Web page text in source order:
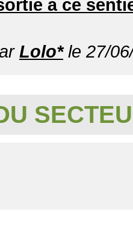
à ce
Lolo*le 27/